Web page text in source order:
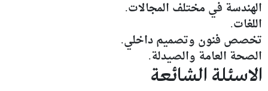
الهندسة في مختلف المجالات.
اللغات.
تخصص فنون وتصميم داخلي.
الصحة العامة والصيدلة.
الاسئلة الشائعة